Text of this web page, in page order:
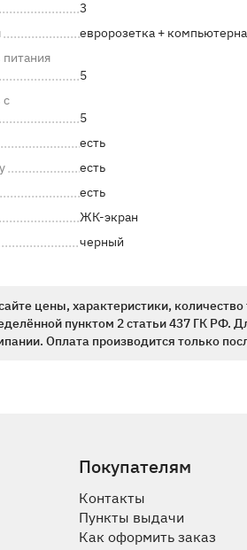
3
евророзетка +
5
с
5
есть
есть
есть
ЖК-экран
черный
цены, характеристики,
пунктом 2 статьи 437 ГК РФ.
Оплата производится только
Покупателям
Контакты
Пункты выдачи
Как оформить заказ